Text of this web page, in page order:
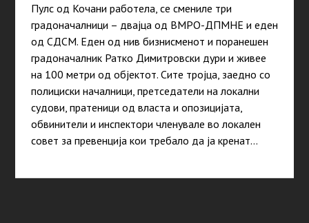
Пулс од Кочани работела, се смениле три
градоначалници – двајца од ВМРО-ДПМНЕ и еден
од СДСМ. Еден од нив бизнисменот и поранешен
градоначалник Ратко Димитровски дури и живее
на 100 метри од објектот. Сите тројца, заедно со
полициски началници, претседатели на локални
судови, пратеници од власта и опозицијата,
обвинители и инспектори членувале во локален
совет за превенција кои требало да ја кренат…